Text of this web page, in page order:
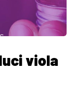
viola